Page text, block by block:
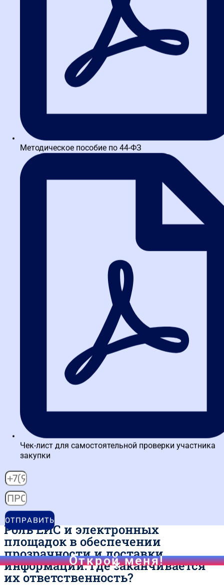
и техническим риском в
цифровой среде?
Принцип профессионализма (ст. 9 44-ФЗ) предъявляет
повышенные требования к квалификации обеих сторон.
Контрольный орган ожидал от участника цифровой гигиены:
регулярной проверки спам-папки, настройки фильтров. Однако
суды скорректировали этот стандарт, указав, что
профессионализм не должен быть беспредельным. Участник
неосторожности. Кроме того, профессионализм заказчика тоже
предполагает способность адекватно оценить ситуацию: увидев
незначительную просрочку и многолетнее портфолио, можно
было бы воздержаться от направления сведений в РНП,
известив победителя альтернативными каналами связи.
Эволюция правоприменения и
информационная безопасность
Описание кейса было бы неполным без анализа трендов,
разделяет технический риск и виновное поведение, а понятие
«информационная безопасность участника» обретает правовые
«Виноват ли спам?»: как судебная
практика 2025-2026 гг. трактует
риски владения ПО и почтовыми
Тренд последних лет — признание, что спам-фильтры, сбои
криптопровайдеров и ошибки браузеров не всегда находятся в
зоне полного контроля участника. В решениях ФАС и
арбитражных судов всё чаще встречается позиция: если
поставщик продемонстрировал, что сбой действительно был, а
территориальные органы ФАС начали транслировать ещё в 2024
году; теперь же он подкреплён тремя инстанциями арбитража.
Ключевые доказательства, которые принимают суды:
скриншоты папки «Спам» с датой и временем получения;
логи сервера входящей почты;
нотариально заверенные протоколы осмотра
электронной почты.
Так формируется стандарт доказывания «технического форс-
мажора» в цифровой среде закупок.
Роль ЕИС и электронных
площадок в обеспечении
прозрачности и доставки
информации: где заканчивается
их ответственность?
Методическое пособие по 44-ФЗ
Чек-лист для самостоятельной проверки участника
закупки
ОТПРАВИТЬ
Открой меня!